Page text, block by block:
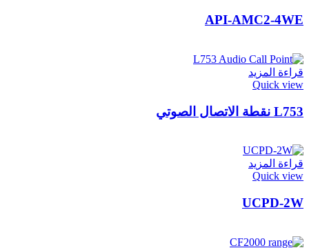
API-AMC2-4WE
قراءة المزيد
Quick view
L753 نقطة الاتصال الصوتي
قراءة المزيد
Quick view
UCPD-2W